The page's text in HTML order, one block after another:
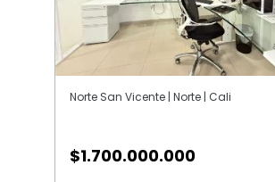
Norte San Vicente | Norte | Cali
$1.700.000.000